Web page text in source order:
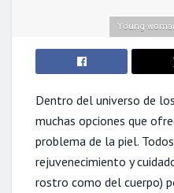
Young
Dentro del universo de
muchas opciones que
problema de la piel.
rejuvenecimiento y
rostro como del cuerpo)